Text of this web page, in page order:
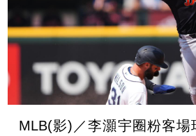
MLB(影)／李灝宇圈粉客場